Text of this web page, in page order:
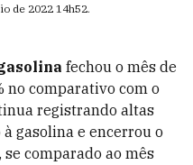
de 2022 14h52.
fechou o mês de
no comparativo com o
registrando altas
gasolina e encerrou o
se comparado ao mês